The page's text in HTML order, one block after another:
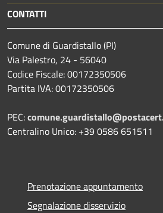
CONTATTI
Comune di Guardistallo (PI)
Via Palestro, 24 - 56040
Codice Fiscale: 00172350506
Partita IVA: 00172350506
PEC:
Centralino Unico: +39 0586 651511
Prenotazione appuntamento
Segnalazione disservizio